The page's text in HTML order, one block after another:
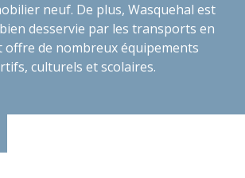
neuf. De plus, Wasquehal est
desservie par les transports en
offre de nombreux équipements
culturels et scolaires.